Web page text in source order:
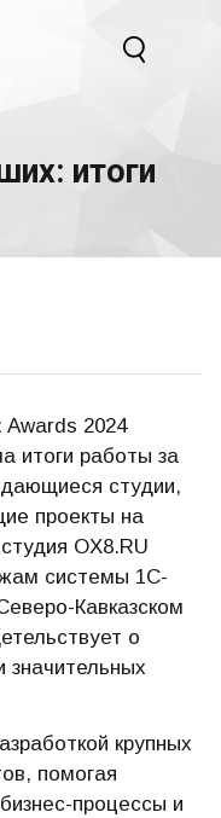
итоги
2024
итоги работы за
студии,
проекты на
OX8.RU
системы 1С-
Кавказском
о
значительных
крупных
помогая
процессы и